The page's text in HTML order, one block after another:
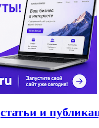
статьи и